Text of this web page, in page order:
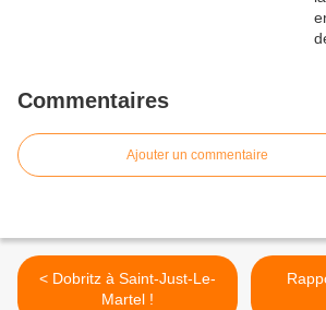
Commentaires
Ajouter un commentaire
< Dobritz à Saint-Just-Le-
Martel !